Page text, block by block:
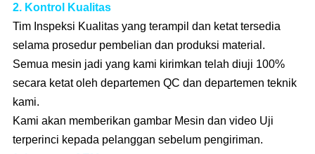
2. Kontrol Kualitas
Tim Inspeksi Kualitas yang terampil dan ketat tersedia
selama prosedur pembelian dan produksi material.
Semua mesin jadi yang kami kirimkan telah diuji 100%
secara ketat oleh departemen QC dan departemen teknik
kami.
Kami akan memberikan gambar Mesin dan video Uji
terperinci kepada pelanggan sebelum pengiriman.